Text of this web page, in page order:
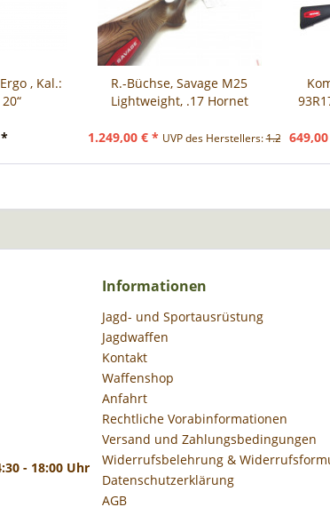
, Kal.:
*
R.-Büchse, Savage M25
Lightweight, .17 Hornet
1.249,00 € * UVP des Herstellers:1.299,00 € *
- 18:00 Uhr
Informationen
Jagd- und Sportausrüstung
Jagdwaffen
Kontakt
Waffenshop
Anfahrt
Rechtliche Vorabinformationen
Versand und Zahlungsbedingungen
Widerrufsbelehrung &
Datenschutzerklärung
AGB